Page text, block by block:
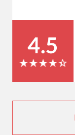
4.5